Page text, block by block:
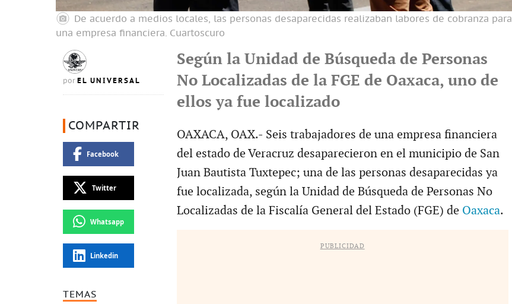
De acuerdo a medios locales, las personas desaparecidas realizaban labores de cobranza para
una empresa financiera. Cuartoscuro
por EL UNIVERSAL
COMPARTIR
Facebook
Twitter
Whatsapp
Linkedin
TEMAS
Según la Unidad de Búsqueda de Personas
No Localizadas de la FGE de Oaxaca, uno de
ellos ya fue localizado
OAXACA, OAX.- Seis trabajadores de una empresa financiera
del estado de Veracruz desaparecieron en el municipio de San
Juan Bautista Tuxtepec; una de las personas desaparecidas ya
fue localizada, según la Unidad de Búsqueda de Personas No
Localizadas de la Fiscalía General del Estado (FGE) de Oaxaca.
PUBLICIDAD